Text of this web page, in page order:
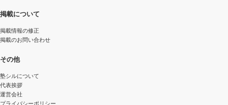
掲載について
掲載情報の修正
掲載のお問い合わせ
その他
塾シルについて
代表挨拶
運営会社
プライバシーポリシー